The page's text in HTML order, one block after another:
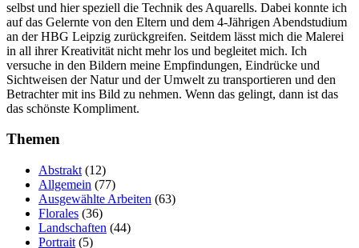
selbst und hier speziell die Technik des Aquarells. Dabei konnte ich
auf das Gelernte von den Eltern und dem 4-Jährigen Abendstudium
an der HBG Leipzig zurückgreifen. Seitdem lässt mich die Malerei
in all ihrer Kreativität nicht mehr los und begleitet mich. Ich
versuche in den Bildern meine Empfindungen, Eindrücke und
Sichtweisen der Natur und der Umwelt zu transportieren und den
Betrachter mit ins Bild zu nehmen. Wenn das gelingt, dann ist das
das schönste Kompliment.
Themen
Abstrakt (12)
Allgemein (77)
Ausgewählte Arbeiten (63)
Florales (36)
Landschaften (44)
Portrait (5)